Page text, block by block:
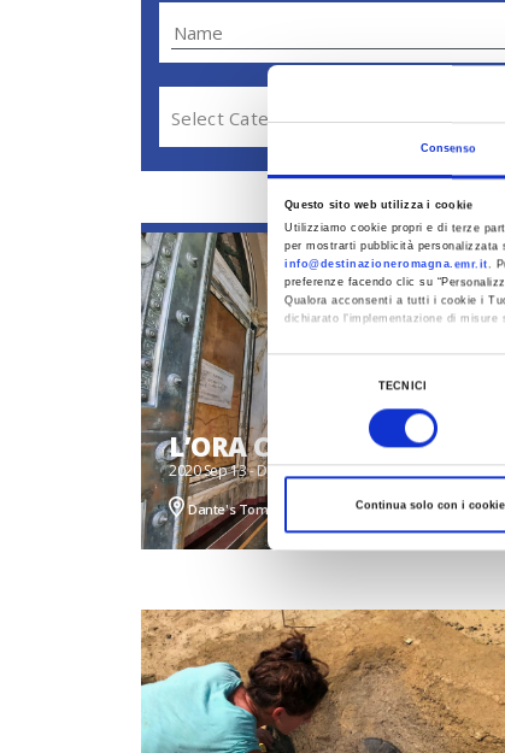
Consenso
Questo sito web utilizza i cookie
Utilizziamo cookie propri e di terze
per mostrarti pubblicità
info@destinazioneromagna.emr.it.
preferenze facendo clic su
Qualora acconsenti a tutti i cookie i
dichiarato l’implementazione di
Al fine di revocare il consenso
consenso
TECNICI
Continua solo con i cookie
Select Category
L’ORA CHE VOLGE IL DISÌO
2020 Sep 13 - Dec 31, 2050
Dante's Tomb